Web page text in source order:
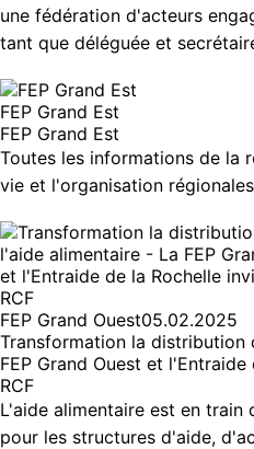
une fédération d'acteurs
tant que déléguée et
FEP Grand Est
FEP Grand Est
Toutes les informations de la
vie et l'organisation
FEP Grand Ouest05.02.2025
Transformation la distribution
FEP Grand Ouest et
RCF
L'aide alimentaire est en train
pour les structures d'aide,